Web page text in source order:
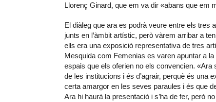
Llorenç Ginard, que em va dir «abans que em
El diàleg que ara es podrà veure entre els
junts en l’àmbit artístic, però vàrem arribar a
ells era una exposició representativa de tres
Mesquida com Femenias es varen apuntar a
espais que els oferien no els convencien.
de les institucions i és d’agrair, perquè és una
certa amargor en les seves paraules i és que
Ara hi haurà la presentació i s’ha de fer, però